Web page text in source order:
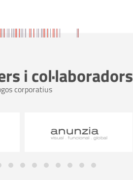
i col·laboradors
corporatius